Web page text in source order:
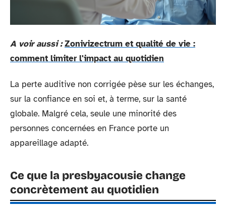
A voir aussi : Zonivizectrum et qualité de vie :
comment limiter l'impact au quotidien
La perte auditive non corrigée pèse sur les échanges,
sur la confiance en soi et, à terme, sur la santé
globale. Malgré cela, seule une minorité des
personnes concernées en France porte un
appareillage adapté.
Ce que la presbyacousie change
concrètement au quotidien